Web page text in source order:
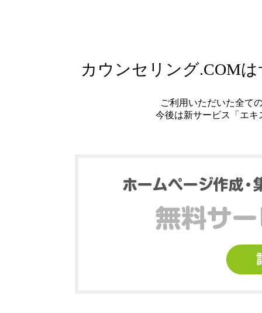
カウンセリング.COM
ご利用いただいた全て
今後は新サービス「エ